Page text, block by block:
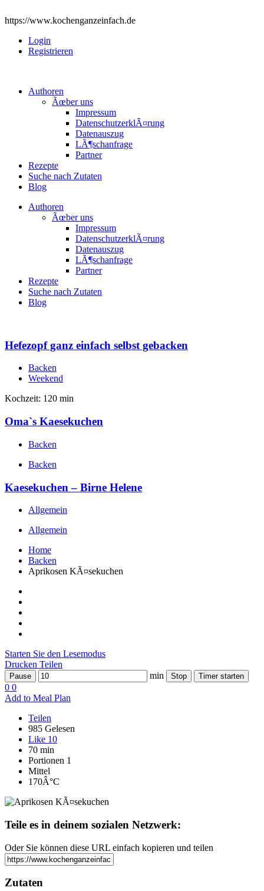
https://www.kochenganzeinfach.de
Login
Registrieren
Authoren
Ãœber uns
Impressum
DatenschutzerklÃ¤rung
Datenauszug
LÃ¶schanfrage
Partner
Rezepte
Suche nach Zutaten
Blog
Authoren
Ãœber uns
Impressum
DatenschutzerklÃ¤rung
Datenauszug
LÃ¶schanfrage
Partner
Rezepte
Suche nach Zutaten
Blog
Hefezopf ganz einfach selbst gebacken
Backen
Weekend
Kochzeit: 120 min
Oma`s Kaesekuchen
Backen
Backen
Kaesekuchen – Birne Helene
Allgemein
Allgemein
Home
Backen
Aprikosen KÃ¤sekuchen
Starten Sie den Lesemodus
Drucken Teilen
Pause min Stop Timer starten
0 0
Add to Meal Plan
Teilen
985 Gelesen
Like 10
70 min
Portionen 1
Mittel
170Â°C
Teile es in deinem sozialen Netzwerk:
Oder Sie können diese URL einfach kopieren und teilen
Zutaten